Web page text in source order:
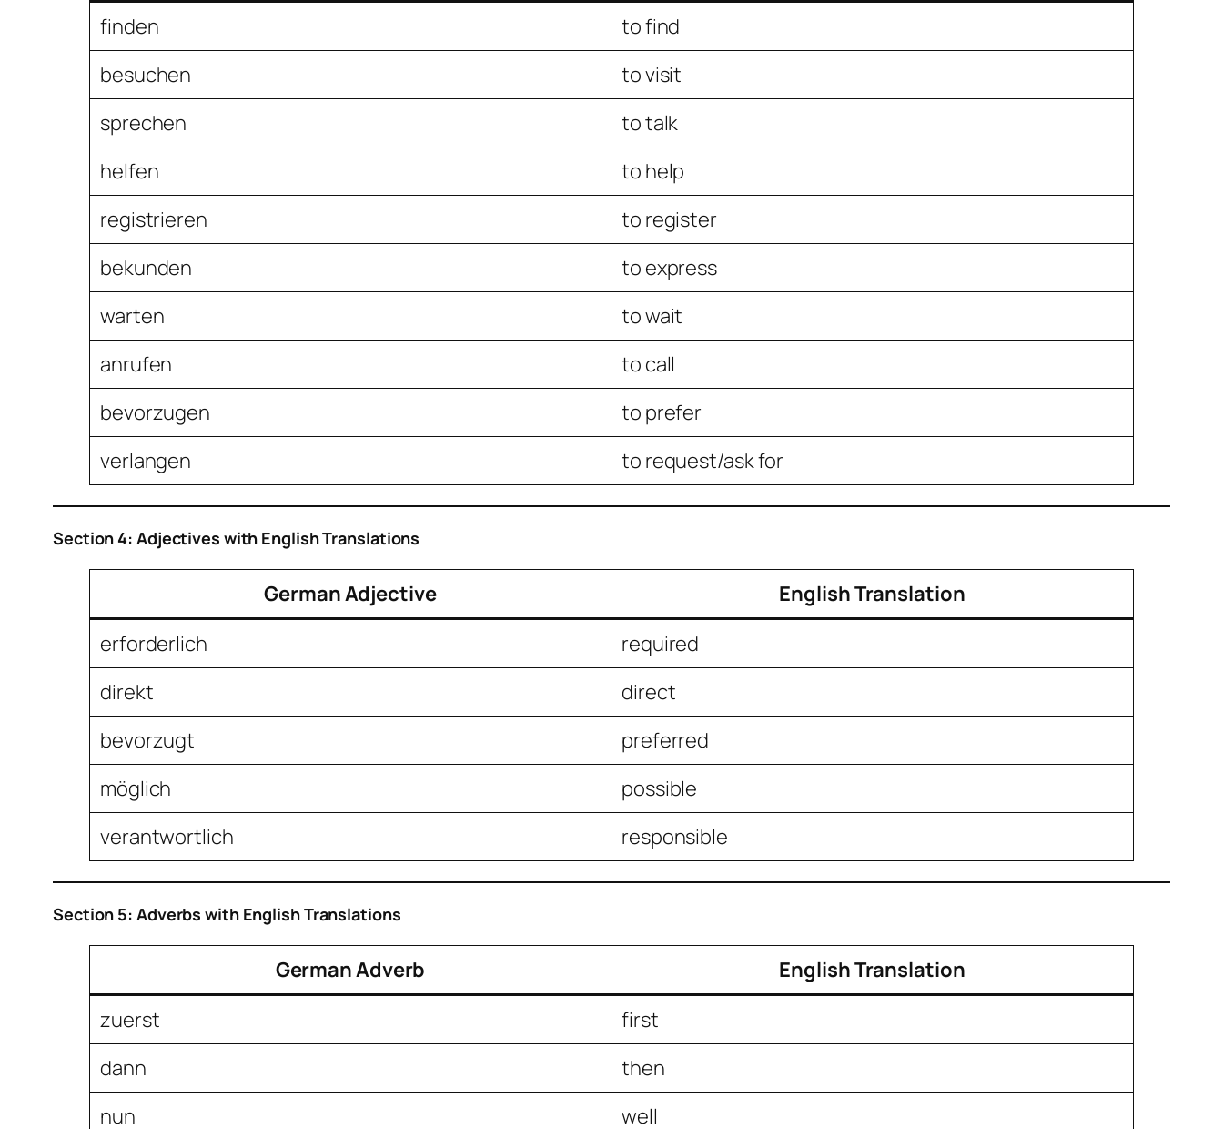
finden
to find
besuchen
to visit
sprechen
to talk
helfen
to help
registrieren
to register
bekunden
to express
warten
to wait
anrufen
to call
bevorzugen
to prefer
verlangen
to request/ask for
Section 4: Adjectives with English Translations
German Adjective
English Translation
erforderlich
required
direkt
direct
bevorzugt
preferred
möglich
possible
verantwortlich
responsible
Section 5: Adverbs with English Translations
German Adverb
English Translation
zuerst
first
dann
then
nun
well